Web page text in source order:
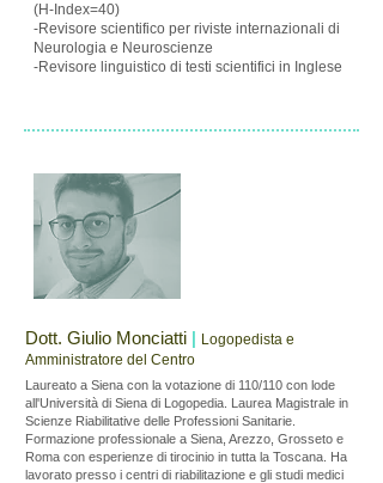
(H-Index=40)
-Revisore scientifico per riviste internazionali di
Neurologia e Neuroscienze
-Revisore linguistico di testi scientifici in Inglese
Dott. Giulio Monciatti | Logopedista e
Amministratore del Centro
​Laureato a Siena con la votazione di 110/110 con lode
all'Università di Siena di Logopedia. Laurea Magistrale in
Scienze Riabilitative delle Professioni Sanitarie.
Formazione professionale a Siena, Arezzo, Grosseto e
Roma con esperienze di tirocinio in tutta la Toscana. Ha
lavorato presso i centri di riabilitazione e gli studi medici